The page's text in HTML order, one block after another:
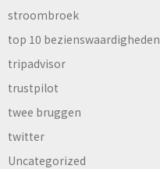
stroombroek
top 10 bezienswaardigheden
tripadvisor
trustpilot
twee bruggen
twitter
Uncategorized